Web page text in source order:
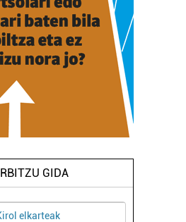
GIDA
elkarteak